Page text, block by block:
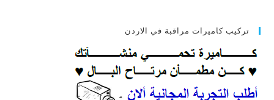
تركيب كاميرات مراقبة في الاردن